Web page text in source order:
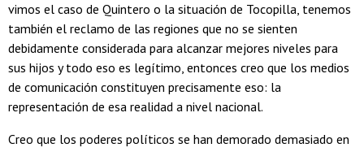
vimos el caso de Quintero o la situación de Tocopilla, tenemos
también el reclamo de las regiones que no se sienten
debidamente considerada para alcanzar mejores niveles para
sus hijos y todo eso es legítimo, entonces creo que los medios
de comunicación constituyen precisamente eso: la
representación de esa realidad a nivel nacional.
Creo que los poderes políticos se han demorado demasiado en